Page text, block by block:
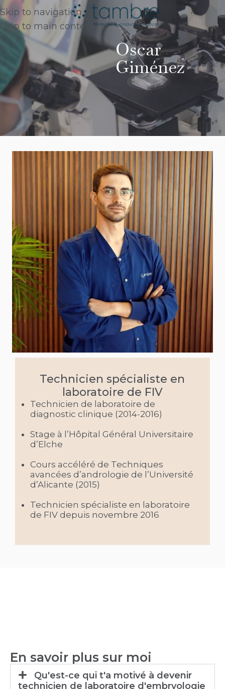
Skip to navigation
Skip to main content
Oscar
Giménez
Technicien spécialiste en
laboratoire de FIV
Technicien de laboratoire de
diagnostic clinique (2014-2016)
Stage à l’Hôpital Général Universitaire
d’Elche
Cours accéléré de Techniques
avancées d’andrologie de l’Université
d’Alicante (2015)
Technicien spécialiste en laboratoire
de FIV depuis novembre 2016
En savoir plus sur moi
Qu'est-ce qui t'a motivé à devenir
technicien de laboratoire d'embryologie